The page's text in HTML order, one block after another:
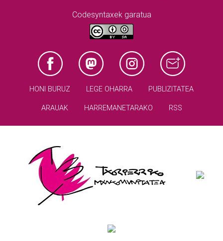
Codesyntaxek garatua
HONI BURUZ LEGE OHARRA PUBLIZITATEA
ARAUAK HARREMANETARAKO RSS